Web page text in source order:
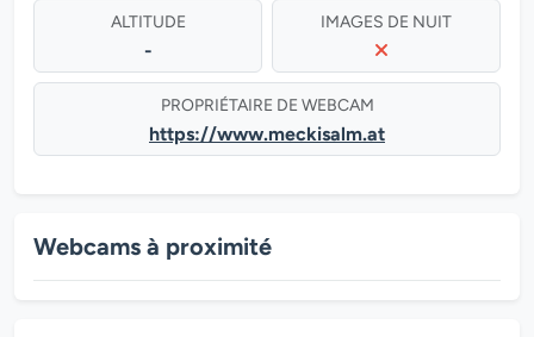
ALTITUDE
-
IMAGES DE NUIT
PROPRIÉTAIRE DE WEBCAM
https://www.meckisalm.at
Webcams à proximité